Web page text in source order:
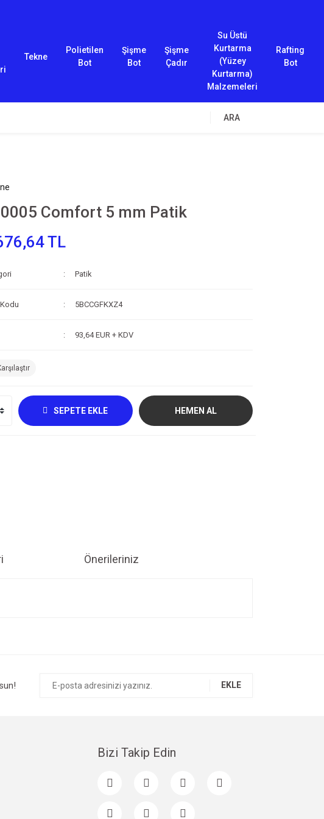
Tekne
Polietilen
Bot
Şişme
Bot
Şişme
Çadır
Su Üstü
Kurtarma
(Yüzey
Kurtarma)
Malzemeleri
Rafting
Bot
ARA
Comfort 5 mm Patik
TL
Patik
5BCCGFKXZ4
93,64 EUR + KDV
SEPETE EKLE HEMEN AL
Önerileriniz
EKLE
Bizi Takip Edin